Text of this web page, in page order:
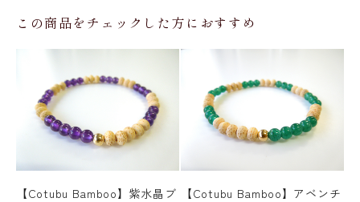
この商品をチェックした方におすすめ
【Cotubu Bamboo】紫水晶ブ
【Cotubu Bamboo】アベンチ